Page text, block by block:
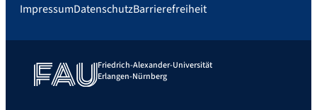
ImpressumDatenschutzBarrierefreiheit
Friedrich-Alexander-Universität
Erlangen-Nürnberg